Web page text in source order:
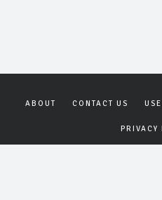
ABOUT CONTACT US
PRIVACY